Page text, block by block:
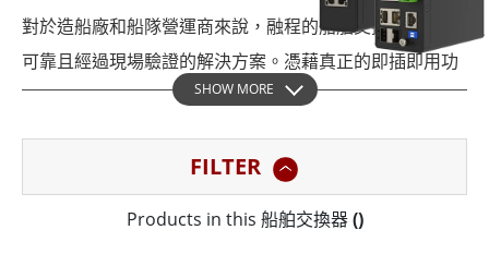
對於造船廠和船隊營運商來說，融程的船舶交換器提供了
可靠且經過現場驗證的解決方案。憑藉真正的即插即用功
能，安裝快速且方便。支援 NMS 軟體，可實現集中監控
的 X-Ring Pro 冗餘以及用於快速部署的 IXM 工具，可簡
化網路設定並提高營運效率。其設計具有耐腐蝕、防塵和
防水性能，可確保穩定的電氣控制並延長海上正常運行時
SHOW MORE
FILTER
Products in this 船舶交換器()